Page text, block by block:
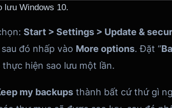
lưu Windows 10.
Start > Settings > Update &
sau đó nhấp vào More options.Đặt “
thực hiện sao lưu một lần.
my backups thành bất cứ thứ gì